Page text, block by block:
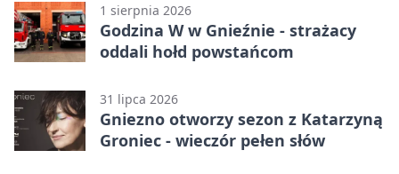
1 sierpnia 2026
Godzina W w Gnieźnie - strażacy
oddali hołd powstańcom
31 lipca 2026
Gniezno otworzy sezon z Katarzyną
Groniec - wieczór pełen słów